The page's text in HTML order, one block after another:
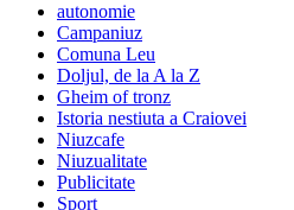
autonomie
Campaniuz
Comuna Leu
Doljul, de la A la Z
Gheim of tronz
Istoria nestiuta a Craiovei
Niuzcafe
Niuzualitate
Publicitate
Sport